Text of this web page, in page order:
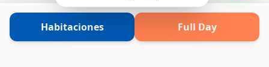
Habitaciones Full Day